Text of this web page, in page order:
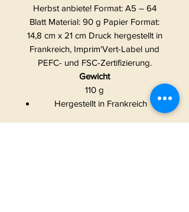
Herbst anbiete! Format: A5 – 64
Blatt Material: 90 g Papier Format:
14,8 cm x 21 cm Druck hergestellt in
Frankreich, Imprim'Vert-Label und
PEFC- und FSC-Zertifizierung.
Gewicht
110 g
Hergestellt in Frankreich